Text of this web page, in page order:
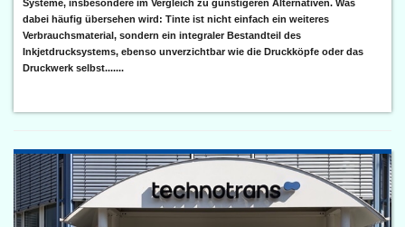
Systeme, insbesondere im Vergleich zu günstigeren Alternativen. Was
dabei häufig übersehen wird: Tinte ist nicht einfach ein weiteres
Verbrauchsmaterial, sondern ein integraler Bestandteil des
Inkjetdrucksystems, ebenso unverzichtbar wie die Druckköpfe oder das
Druckwerk selbst.......